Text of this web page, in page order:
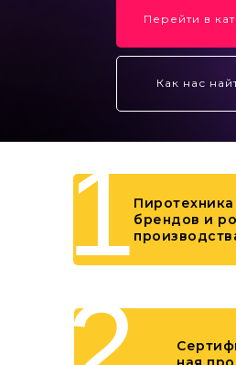
Перейти в
Как нас
1брендов и